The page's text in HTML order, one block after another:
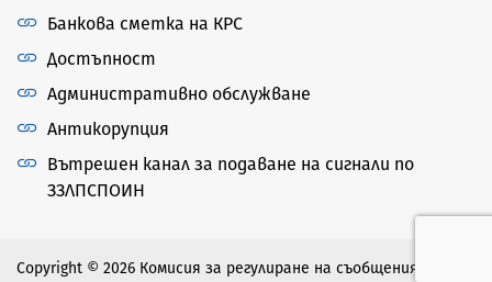
Банкова сметка на КРС
Достъпност
Административно обслужване
Антикорупция
Вътрешен канал за подаване на сигнали по
ЗЗЛПСПОИН
Copyright © 2026 Комисия за регулиране на съобщенията